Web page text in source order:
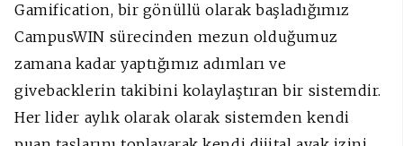
Gamification, bir gönüllü olarak başladığımız
CampusWIN sürecinden mezun olduğumuz
zamana kadar yaptığımız adımları ve
givebacklerin takibini kolaylaştıran bir sistemdir.
Her lider aylık olarak olarak sistemden kendi